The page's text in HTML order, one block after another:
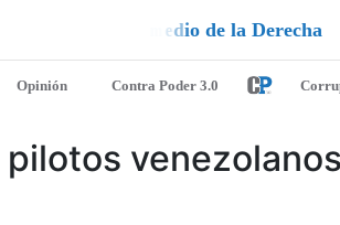
ale a qu ie
Opinión Contra Poder 3.0